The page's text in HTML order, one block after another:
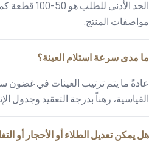
الحد الأدنى
مواصفات المنتج.
ما مدى سرعة استلام العينة؟
عادةً ما يتم ترتيب العينات في غضون
القياسية، رهناً بدرجة التعقيد وجدول
هل يمكن تعديل الطلاء أو الأحجار أو